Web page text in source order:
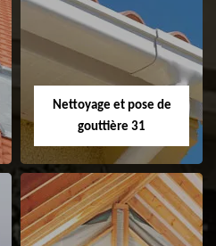
Etanchéité de
faitage et faitière
31
Nettoyage et pose de
gouttière 31